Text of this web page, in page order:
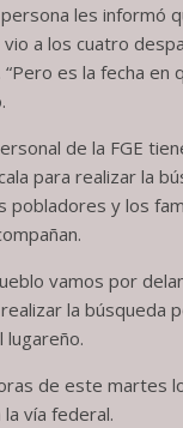
les informó
a los cuatro
es la fecha en
de la FGE
para realizar la
pobladores y los
vamos por
la búsqueda
lugareño.
de este martes
vía federal.